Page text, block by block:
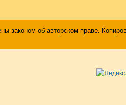
законом об авторском праве.